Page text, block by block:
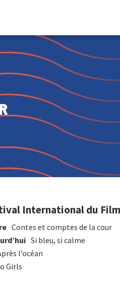
International du
Contes et comptes de la cour
Si bleu, si calme
l’océan
Girls